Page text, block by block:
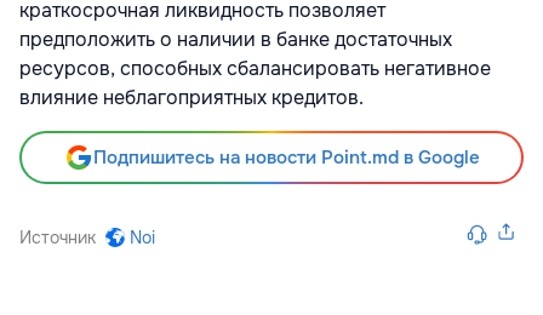
краткосрочная ликвидность позволяет
предположить о наличии в банке достаточных
ресурсов, способных сбалансировать негативное
влияние неблагоприятных кредитов.
Подпишитесь на новости Point.md в Google
Источник Noi